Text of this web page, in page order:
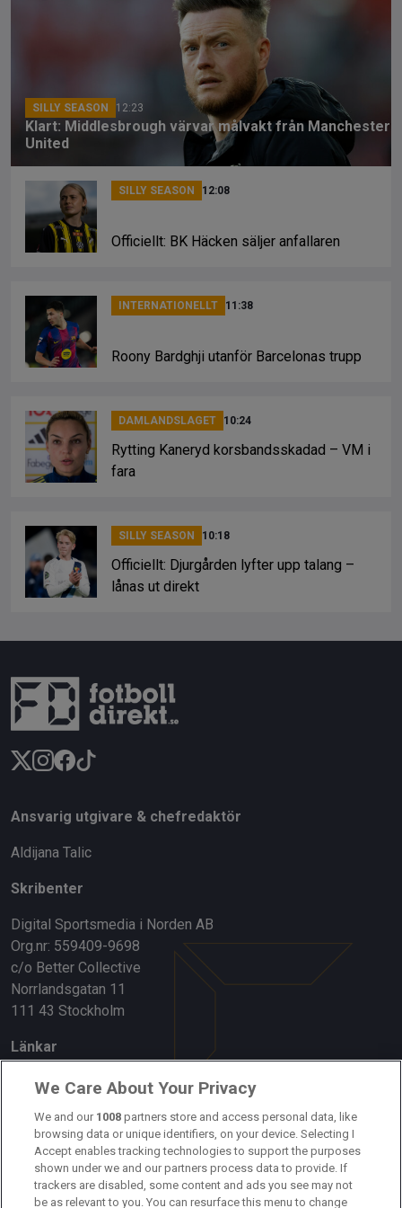
o
o
k
d
s
n
k
SILLY SEASON 12:23
Klart: Middlesbrough värvar målvakt från Manchester
United
SILLY SEASON 12:08
Officiellt: BK Häcken säljer anfallaren
INTERNATIONELLT 11:38
Roony Bardghji utanför Barcelonas trupp
DAMLANDSLAGET 10:24
Rytting Kaneryd korsbandsskadad – VM i
fara
SILLY SEASON 10:18
Officiellt: Djurgården lyfter upp talang –
lånas ut direkt
Ansvarig utgivare & chefredaktör
Aldijana Talic
Skribenter
Digital Sportsmedia i Norden AB
Org.nr: 559409-9698
c/o Better Collective
Norrlandsgatan 11
111 43 Stockholm
Länkar
Om oss
Kontakta oss
Kundtjänst
Sponsor: Rekatochklart
We Care About Your Privacy
We and our 1008 partners store and access personal data, like
browsing data or unique identifiers, on your device. Selecting I
Accept enables tracking technologies to support the purposes
shown under we and our partners process data to provide. If
trackers are disabled, some content and ads you see may not
be as relevant to you. You can resurface this menu to change